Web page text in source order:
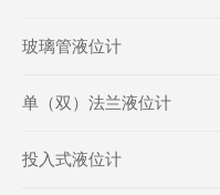
玻璃管液位计
单（双）法兰液位计
投入式液位计